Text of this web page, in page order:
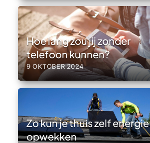
Hoe lang zou jij zonder
telefoon kunnen?
9 OKTOBER 2024
Zo kun je thuis zelf energie
opwekken